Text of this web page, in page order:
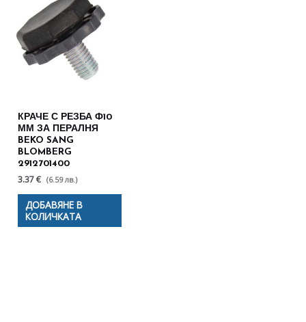
КРАЧЕ С РЕЗБА Ф10
ММ ЗА ПЕРАЛНЯ
BEKO SANG
BLOMBERG
2912701400
3.37 € (6.59 лв.)
ДОБАВЯНЕ В
КОЛИЧКАТА